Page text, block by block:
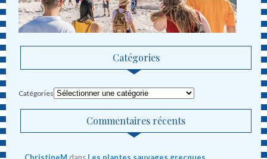
Catégories
Catégories
Commentaires récents